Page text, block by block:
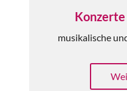
musikalische